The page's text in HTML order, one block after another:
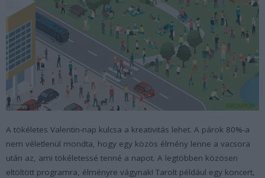
A tökéletes Valentin-nap kulcsa a kreativitás lehet. A párok 80%-a
nem véletlenül mondta, hogy egy közös élmény lenne a vacsora
után az, ami tökéletessé tenné a napot. A legtöbben közösen
eltöltött programra, élményre vágynak! Tarolt például egy koncert,